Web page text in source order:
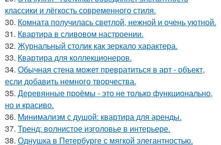
классики и лёгкость современного стиля.
30. Комната получилась светлой, нежной и очень уютной.
31. Квартира в сливовом настроении.
32. Журнальный столик как зеркало характера.
33. Квартира для коллекционеров.
34. Обычная стена может превратиться в арт - объект,
если добавить немного творчества.
35. Деревянные проёмы - это не только функционально,
но и красиво.
36. Минимализм с душой: квартира для аренды.
37. Тренд: волнистое изголовье в интерьере.
38. Однушка в Петербурге с мягкой элегантностью.